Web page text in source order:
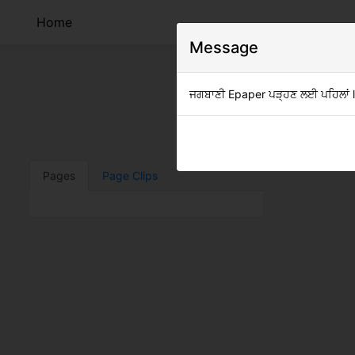
Home
Clip
Pages Page Clips
Message
ਜਗਬਾਣੀ Epaper ਪੜ੍ਹਣ ਲਈ